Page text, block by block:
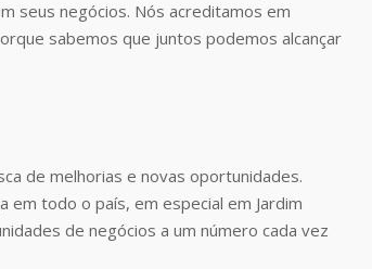
seus negócios. Nós acreditamos em
sabemos que juntos podemos alcançar
de melhorias e novas oportunidades.
todo o país, em especial em Jardim
de negócios a um número cada vez